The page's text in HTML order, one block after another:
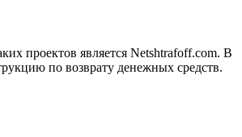
проектов является Netshtrafoff.com. В
по возврату денежных средств.